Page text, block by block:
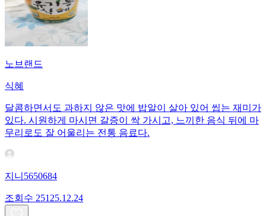
노브랜드
식혜
달콤하면서도 과하지 않은 맛에 밥알이 살아 있어 씹는 재미가
있다. 시원하게 마시면 갈증이 싹 가시고, 느끼한 음식 뒤에 마
무리로도 잘 어울리는 전통 음료다.
지니5650684
조회수 251 25.12.24